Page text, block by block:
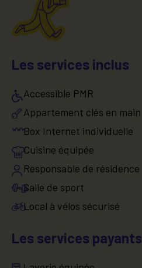
Les services inclus
Accessible PMR
Appartement clés en main
Box Internet individuelle
Cuisine équipée
Responsable de résidence
Salle de sport
Local à vélos sécurisé
Les services payants